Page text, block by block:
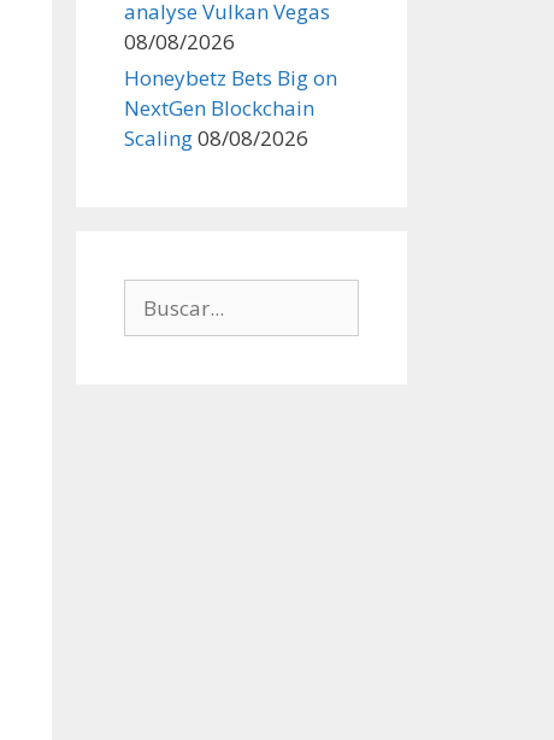
analyse Vulkan Vegas
08/08/2026
Honeybetz Bets Big on
NextGen Blockchain
Scaling08/08/2026